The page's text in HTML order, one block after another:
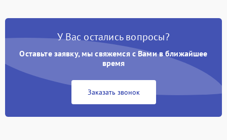
У Вас остались вопросы?
Оставьте заявку, мы свяжемся с Вами в ближайшее
время
Заказать звонок